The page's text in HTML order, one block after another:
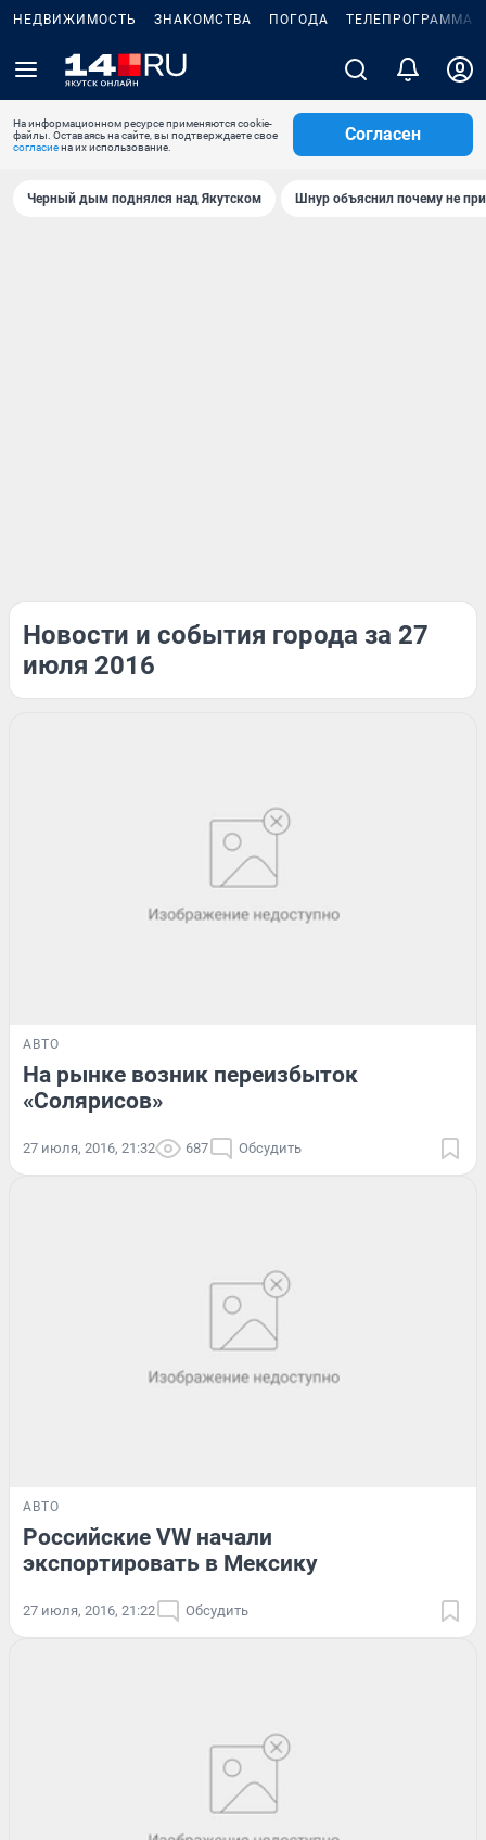
НЕДВИЖИМОСТЬ ЗНАКОМСТВА ПОГОДА ТЕЛЕПРОГРАММА
На информационном ресурсе применяются cookie-
файлы. Оставаясь на сайте, вы подтверждаете свое
согласиена их использование.
Согласен
Черный дым поднялся над Якутском Шнур объяснил почему не
Новости и события города за 27
июля 2016
АВТО
На рынке возник переизбыток
«Солярисов»
27 июля, 2016, 21:32 687 Обсудить
АВТО
Российские VW начали
экспортировать в Мексику
27 июля, 2016, 21:22 Обсудить